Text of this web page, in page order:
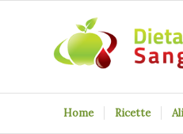
Home Ricette